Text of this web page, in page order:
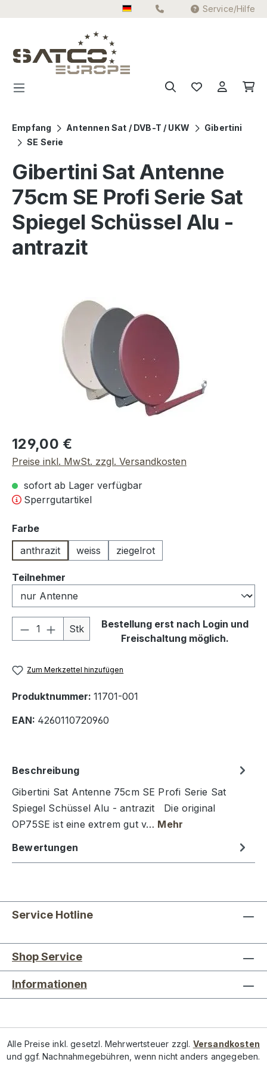
Zum Hauptinhalt springen Service/Hilfe
Empfang Antennen Sat / DVB-T / UKW
Gibertini
SE Serie
Gibertini Sat Antenne
75cm SE Profi Serie Sat
Spiegel Schüssel Alu -
antrazit
Regulärer Preis:
129,00 €
Preise inkl. MwSt. zzgl. Versandkosten
sofort ab Lager verfügbar
Sperrgutartikel
Farbeauswählen
anthrazit
weiss ziegelrot
Teilnehmer
Produkt Anzahl: Gib den
Stk
Bestellung erst nach Login und
Freischaltung möglich.
Zum Merkzettel hinzufügen
Produktnummer: 11701-001
EAN: 4260110720960
Beschreibung
Gibertini Sat Antenne 75cm SE Profi Serie Sat
Spiegel Schüssel Alu - antrazit Die original
OP75SE ist eine extrem gut v… Mehr
Bewertungen
Service Hotline
Shop Service
Informationen
Alle Preise inkl. gesetzl. Mehrwertsteuer zzgl. Versandkosten
und ggf. Nachnahmegebühren, wenn nicht anders angegeben.